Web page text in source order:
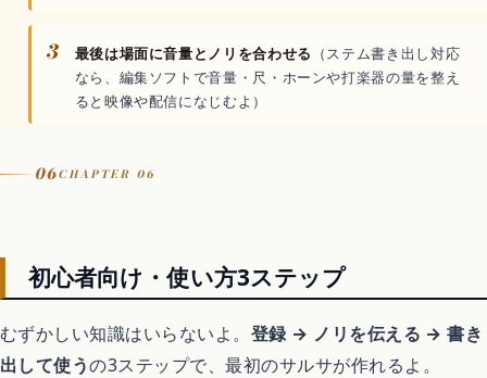
3 最後は場面に音量とノリを合わせる （ステム書き出し対応
なら、編集ソフトで音量・尺・ホーンや打楽器の量を整え
ると映像や配信になじむよ）
06CHAPTER 06
初心者向け・使い方3ステップ
むずかしい知識はいらないよ。 登録 → ノリを伝える → 書き
出して使うの3ステップで、最初のサルサが作れるよ。